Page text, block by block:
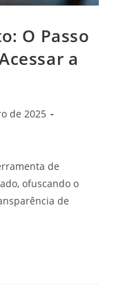
O Passo
a
de 2025
de
ofuscando o
de